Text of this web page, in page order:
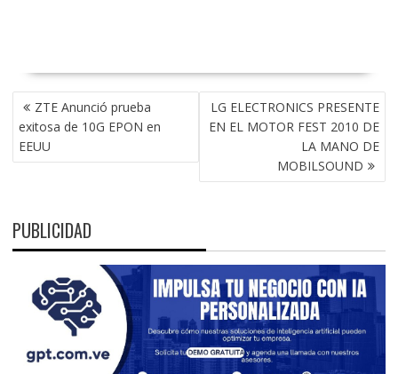
NAVEGACIÓN
DE
ENTRADAS
ZTE Anunció prueba
exitosa de 10G EPON en
EEUU
LG ELECTRONICS PRESENTE
EN EL MOTOR FEST 2010 DE
LA MANO DE
MOBILSOUND
PUBLICIDAD